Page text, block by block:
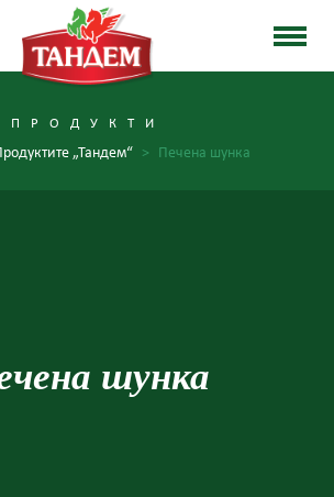
ПРОДУКТИ
„Тандем“ > Печена шунка
шунка